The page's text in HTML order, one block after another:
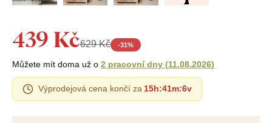
439 Kč629 Kč -31%
Můžete mít doma už o 2 pracovní dny (11.08.2026)
Výprodejová cena končí za 15h:41m:5v